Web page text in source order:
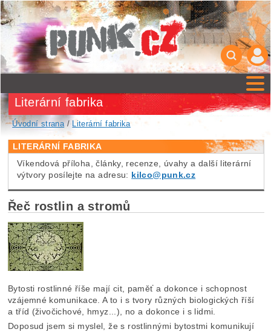
Literární fabrika
Úvodní strana/ Literární fabrika
LITERÁRNÍ FABRIKA
Víkendová příloha, články, recenze, úvahy a další literární
výtvory posílejte na adresu: kilco@punk.cz
Řeč rostlin a stromů
Bytosti rostlinné říše mají cit, paměť a dokonce i schopnost
vzájemné komunikace. A to i s tvory různých biologických říší
a tříd (živočichové, hmyz...), no a dokonce i s lidmi.
Doposud jsem si myslel, že s rostlinnými bytostmi komunikují